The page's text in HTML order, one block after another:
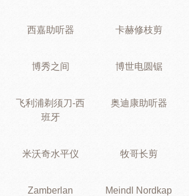
西嘉助听器 卡赫修枝剪
博秀之间 博世电圆锯
飞利浦剃须刀-西
班牙
奥迪康助听器
米沃奇水平仪 牧哥长剪
Zamberlan
Meindl Nordkap